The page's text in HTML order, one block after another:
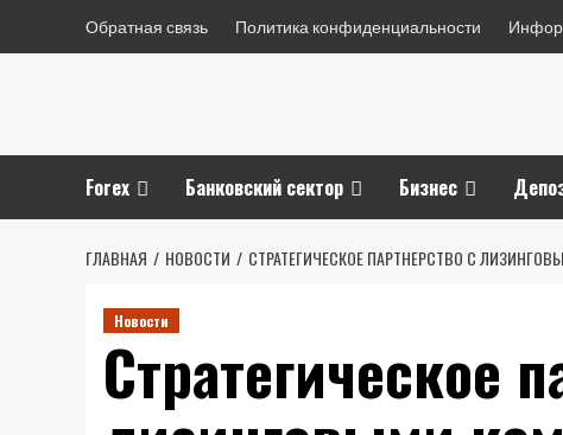
Обратная связь Политика конфиденциальности
Forex Банковский сектор Бизнес
ГЛАВНАЯ НОВОСТИ СТРАТЕГИЧЕСКОЕ ПАРТНЕРСТВО С
Новости
Стратегическое